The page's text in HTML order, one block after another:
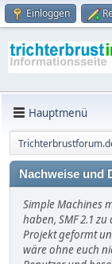
Einloggen
Hauptmenü
Nachweise und
Simple Machines
haben, SMF 2.1
Projekt geformt
wäre ohne euch